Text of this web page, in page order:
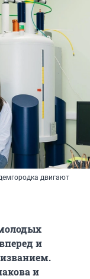
двигают
и
и